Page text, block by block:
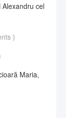
Alexandru cel
)
Maria,